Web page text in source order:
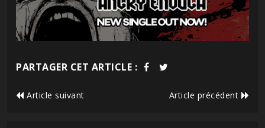
PARTAGER CET ARTICLE :
Article suivant Article précédent